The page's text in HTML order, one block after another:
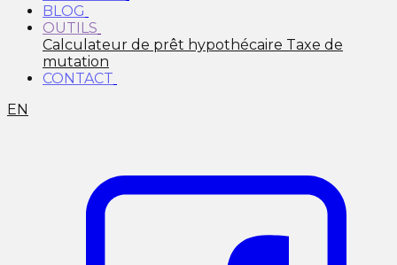
BLOG
OUTILS
Calculateur de prêt hypothécaire Taxe de
mutation
CONTACT
EN